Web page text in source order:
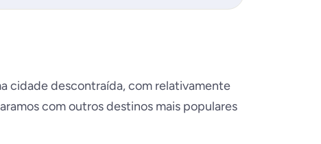
cidade descontraída, com relativamente
com outros destinos mais populares